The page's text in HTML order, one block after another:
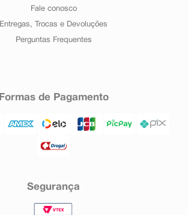
Fale conosco
Entregas, Trocas e Devoluções
Perguntas Frequentes
Formas de Pagamento
Segurança